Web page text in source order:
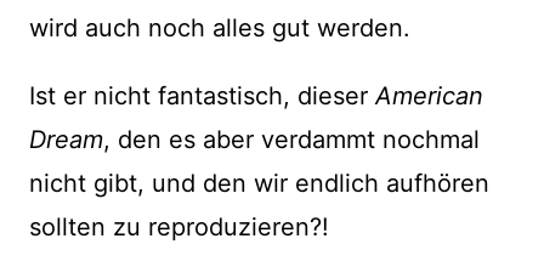
wird auch noch alles gut werden.
Ist er nicht fantastisch, dieser American
Dream, den es aber verdammt nochmal
nicht gibt, und den wir endlich aufhören
sollten zu reproduzieren?!